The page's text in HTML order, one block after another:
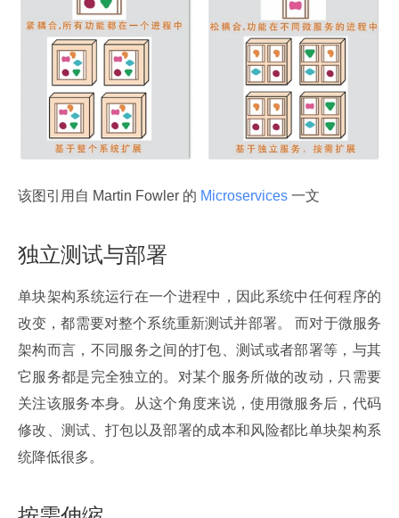
该图引用自 Martin Fowler 的 Microservices 一文
独立测试与部署
单块架构系统运行在一个进程中，因此系统中任何程序的
改变，都需要对整个系统重新测试并部署。 而对于微服务
架构而言，不同服务之间的打包、测试或者部署等，与其
它服务都是完全独立的。对某个服务所做的改动，只需要
关注该服务本身。从这个角度来说，使用微服务后，代码
修改、测试、打包以及部署的成本和风险都比单块架构系
统降低很多。